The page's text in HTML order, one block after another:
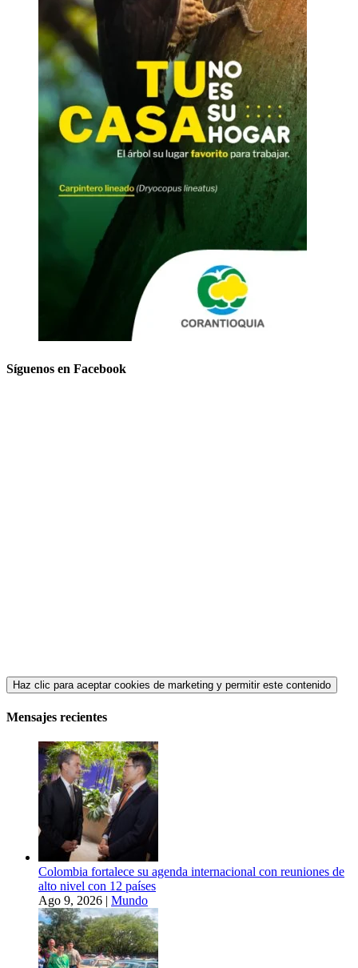
Síguenos en Facebook
Haz clic para aceptar cookies de marketing y permitir este contenido
Mensajes recientes
Colombia fortalece su agenda internacional con reuniones de
alto nivel con 12 países
Ago 9, 2026 | Mundo